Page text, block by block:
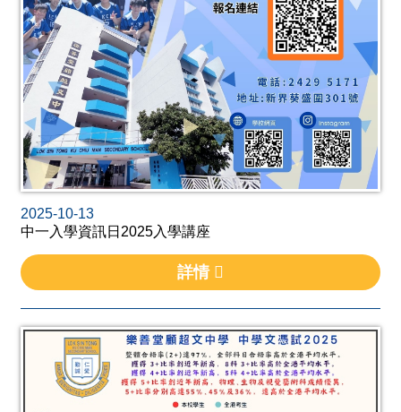
2025-10-13
中一入學資訊日2025入學講座
詳情